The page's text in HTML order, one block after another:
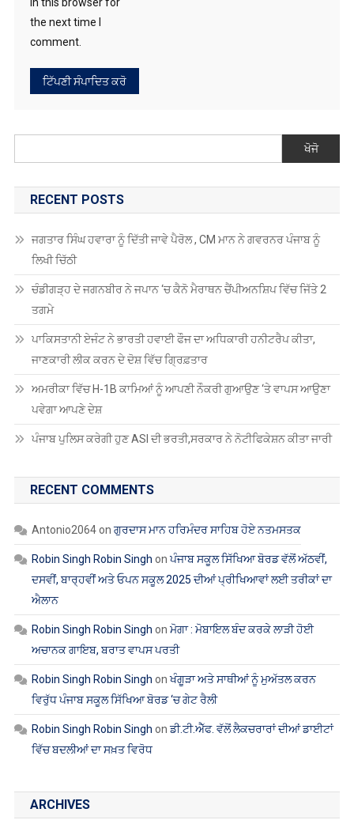
ਲਿਖੀ ਚਿੱਠੀ
ਚੰਡੀਗੜ੍ਹ ਦੇ ਜਗਨਬੀਰ ਨੇ ਜਪਾਨ ‘ਚ ਕੈਨੋ ਮੈਰਾਥਨ ਚੈਂਪੀਅਨਸ਼ਿਪ ਵਿੱਚ ਜਿੱਤੇ 2
ਤਗਮੇ
ਪਾਕਿਸਤਾਨੀ ਏਜੰਟ ਨੇ ਭਾਰਤੀ ਹਵਾਈ ਫੌਜ ਦਾ ਅਧਿਕਾਰੀ ਹਨੀਟਰੈਪ ਕੀਤਾ,
ਜਾਣਕਾਰੀ ਲੀਕ ਕਰਨ ਦੇ ਦੋਸ਼ ਵਿੱਚ ਗ੍ਰਿਫ਼ਤਾਰ
ਅਮਰੀਕਾ ਵਿੱਚ H-1B ਕਾਮਿਆਂ ਨੂੰ ਆਪਣੀ ਨੌਕਰੀ ਗੁਆਉਣ ‘ਤੇ ਵਾਪਸ ਆਉਣਾ
ਪਵੇਗਾ ਆਪਣੇ ਦੇਸ਼
ਪੰਜਾਬ ਪੁਲਿਸ ਕਰੇਗੀ ਹੁਣ ASI ਦੀ ਭਰਤੀ,ਸਰਕਾਰ ਨੇ ਨੋਟੀਫਿਕੇਸ਼ਨ ਕੀਤਾ ਜਾਰੀ
RECENT COMMENTS
Robin Singh Robin Singhonਪੰਜਾਬ ਸਕੂਲ ਸਿੱਖਿਆ ਬੋਰਡ ਵੱਲੋਂ ਅੱਠਵੀਂ,
ਦਸਵੀਂ, ਬਾਰ੍ਹਵੀਂ ਅਤੇ ਓਪਨ ਸਕੂਲ 2025 ਦੀਆਂ ਪ੍ਰੀਖਿਆਵਾਂ ਲਈ ਤਰੀਕਾਂ ਦਾ
ਐਲਾਨ
Robin Singh Robin Singh
ਮੋਗਾ : ਮੋਬਾਇਲ ਬੰਦ ਕਰਕੇ ਲਾੜੀ ਹੋਈ
ਅਚਾਨਕ ਗਾਇਬ, ਬਰਾਤ ਵਾਪਸ ਪਰਤੀ
ਖੰਗੂੜਾ ਅਤੇ ਸਾਥੀਆਂ ਨੂੰ ਮੁਅੱਤਲ ਕਰਨ
ਵਿਰੁੱਧ ਪੰਜਾਬ ਸਕੂਲ ਸਿੱਖਿਆ ਬੋਰਡ ‘ਚ ਗੇਟ ਰੈਲੀ
ਡੀ.ਟੀ.ਐੱਫ. ਵੱਲੋਂ ਲੈਕਚਰਾਰਾਂ ਦੀਆਂ ਡਾਈਟਾਂ
ਵਿੱਚ ਬਦਲੀਆਂ ਦਾ ਸਖ਼ਤ ਵਿਰੋਧ
ARCHIVES
ਜੁਲਾਈ 2026